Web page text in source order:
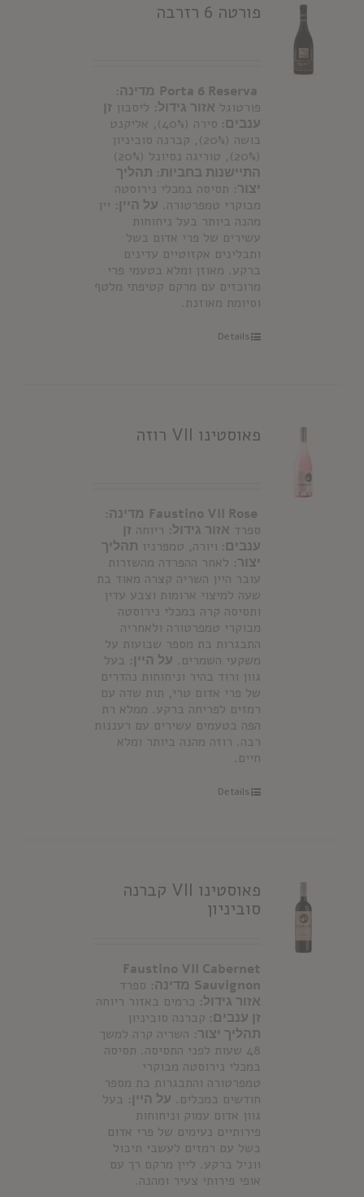
פורטה 6 רזרבה
Porta 6 Reserva מדינה:
פורטוגל אזור גידול: ליסבון זן
ענבים:
סירה (40%), אליקנט
בושה (20%), קברנה סוביניון
(20%), טוריגה נסיונל (20%)
התיישנות בחביות: תהליך
יצור: תסיסה במכלי נירוסטה
מבוקרי טמפרטורה. על היין: יין
מהנה ביותר בעל ניחוחות
עשירים של פרי אדום בשל
ותבלינים אקזוטיים עדינים
ברקע. מאוזן ומלא בטעמי פרי
מרוכזים עם מרקם קטיפתי מלטף
וסיומת מאוזנת.
Details
פאוסטינו VII רוזה
Faustino VII Rose מדינה:
ספרד אזור גידול: ריוחה זן
ענבים: ויורה, טמפרניו תהליך
יצור: לאחר ההפרדה מהשזרות
עובר היין השריה קצרה מאוד בת
שעה למיצוי ארומות וצבע עדין
ותסיסה קרה במכלי נירוסטה
מבוקרי טמפרטורה ולאחריה
התבגרות בת מספר שבועות על
משקעי השמרים. על היין: בעל
גוון ורוד בהיר וניחוחות נהדרים
של פרי אדום טרי, תות שדה עם
רמזים לפריחה ברקע. ממלא רת
הפה בטעמים עשירים עם רעננות
רבה. רוזה מהנה ביותר ומלא
חיים.
Details
פאוסטינו VII קברנה
סוביניון
Faustino VII Cabernet
Sauvignon מדינה: ספרד
אזור גידול: כרמים באזור ריוחה
זן ענבים: קברנה סוביניון
תהליך יצור: השריה קרה למשך
48 שעות לפני התסיסה. תסיסה
במכלי נירוסטה מבוקרי
טמפרטורה והתבגרות בת מספר
חודשים במכלים. על היין: בעל
גוון אדום עמוק וניחוחות
פירותיים נעימים של פרי אדום
בשל עם רמזים לעשבי תיבול
ווניל ברקע. ליין מרקם רך עם
אופי פירותי צעיר ומהנה.